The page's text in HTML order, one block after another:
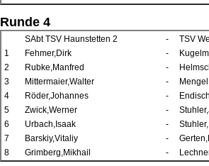
Runde 4
SAbt TSV Haunstetten 2 -
TSV
1
Fehmer,Dirk -
2
Rubke,Manfred -
3
Mittermaier,Walter -
4
Röder,Johannes -
5
Zwick,Werner -
6
Urbach,Isaak -
7
Barskiy,Vitaliy -
8
Grimberg,Mikhail -